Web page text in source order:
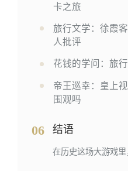
卡之旅
旅行文学：徐霞
人批评
花钱的学问：旅
帝王巡幸：皇上
围观吗
06 结语
在历史这场大游戏里